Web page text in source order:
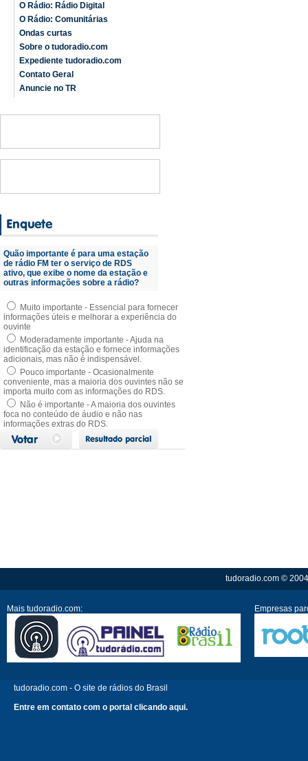
O Rádio: Rádio Digital
O Rádio: Comunitárias
Ondas curtas
Sobre o tudoradio.com
Expediente tudoradio.com
Contato Geral
Anuncie no TR
Quão importante é para uma estação
de rádio FM ter o serviço de RDS
ativo, que exibe o nome da estação e
outras informações sobre a rádio?
Muito importante - Essencial para fornecer
informações úteis e melhorar a experiência do
ouvinte
Moderadamente importante - Ajuda na
identificação da estação e fornece informações
adicionais, mas não é indispensável.
Pouco importante - Ocasionalmente
conveniente, mas a maioria dos ouvintes não se
importa muito com as informações do RDS.
Não é importante - A maioria dos ouvintes
foca no conteúdo de áudio e não nas
informações extras do RDS.
tudoradio.com ©
Mais tudoradio.com: Empresas
tudoradio.com - O site de rádios do Brasil
Entre em contato com o portal clicando aqui.